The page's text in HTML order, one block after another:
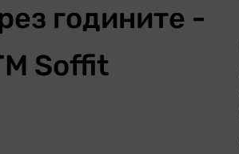
годините -
Soffit